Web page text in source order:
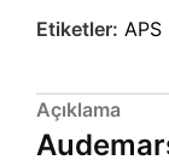
Etiketler:
Açıklama